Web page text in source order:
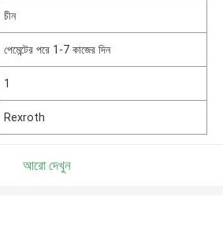
চীন
পেমেন্টের পরে 1-7 কাজের দিন
1
Rexroth
আরো দেখুন